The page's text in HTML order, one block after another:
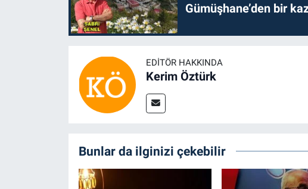
Gümüşhane’den bir
EDITÖR HAKKINDA
Kerim Öztürk
Bunlar da ilginizi çekebilir